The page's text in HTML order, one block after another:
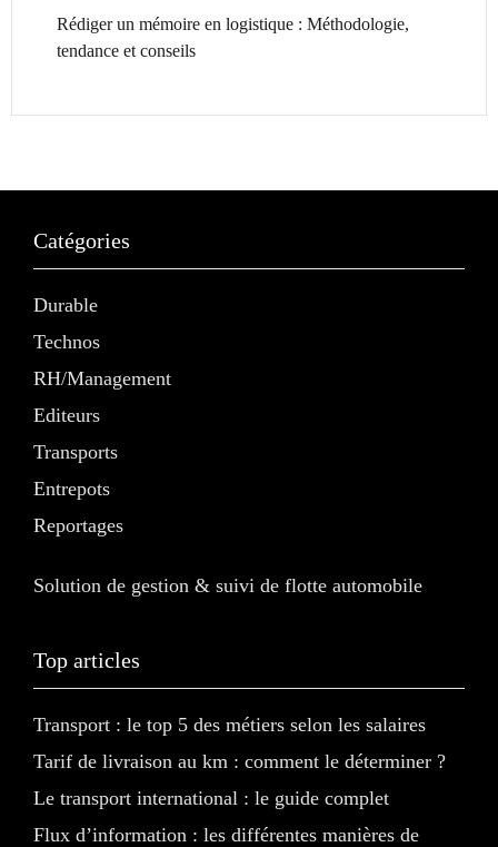
Rédiger un mémoire en logistique : Méthodologie,
tendance et conseils
Catégories
Durable
Technos
RH/Management
Editeurs
Transports
Entrepots
Reportages
Solution de gestion & suivi de flotte automobile
Top articles
Transport : le top 5 des métiers selon les salaires
Tarif de livraison au km : comment le déterminer ?
Le transport international : le guide complet
Flux d’information : les différentes manières de